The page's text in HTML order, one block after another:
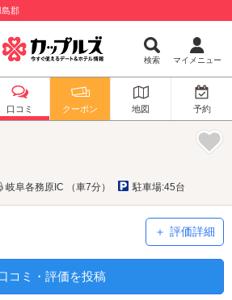
島郡
検索 マイメニュー
口コミ クーポン 地図 予約
岐阜各務原IC （車7分） 駐車場:45台
ち3 評価詳細
コミ・評価を投稿